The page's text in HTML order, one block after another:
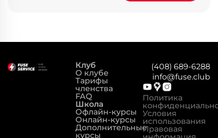
Клуб
О клубе
Тарифы
членства
FAQ
Школа
Офлайн-курсы
Онлайн-курсы
Дополнительные
курсы
(408) 689-6288
info@fuse.club
Политика
Условия
использования
Правовая